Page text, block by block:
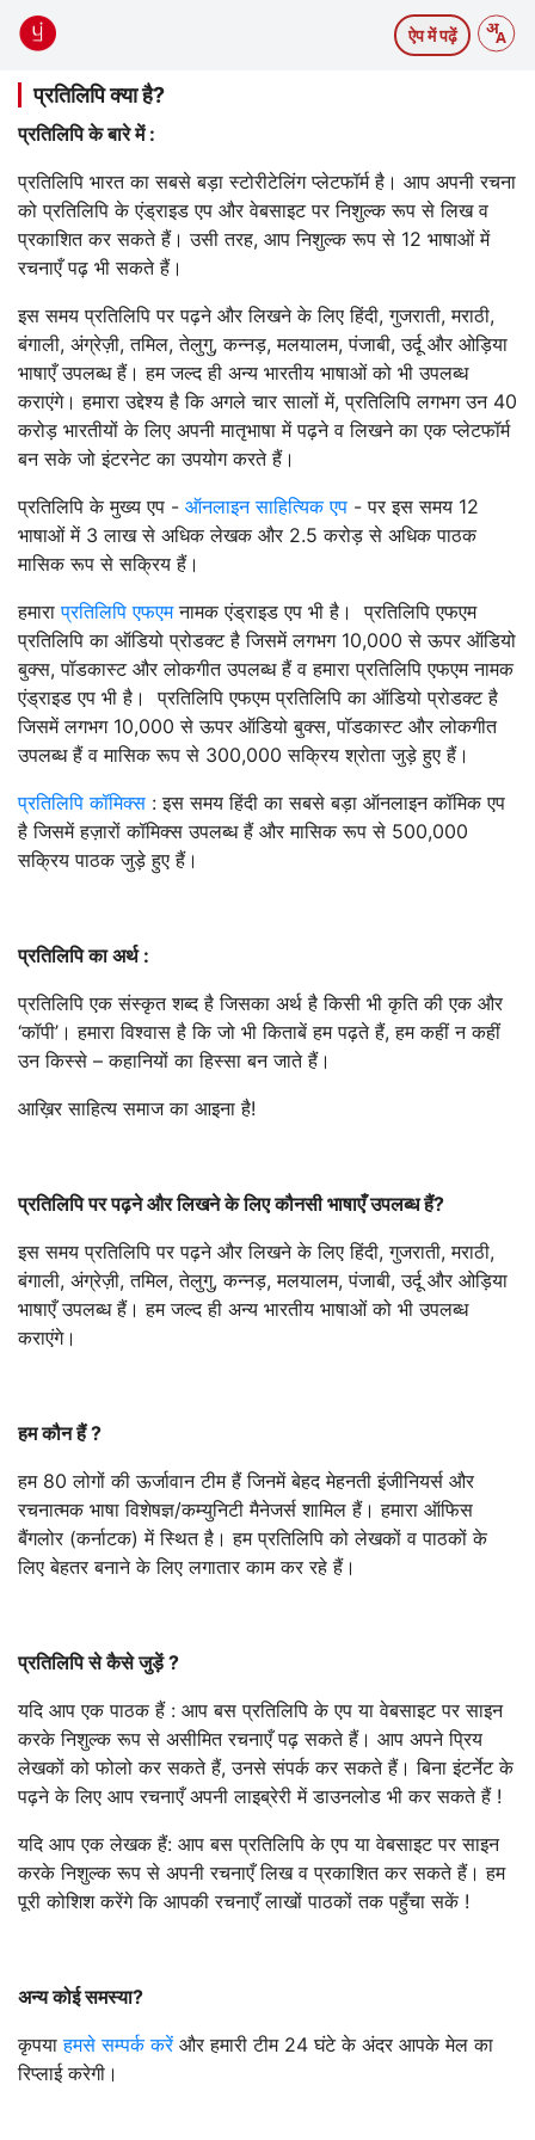
ऐप में पढ़ें
प्रतिलिपि क्या है?
प्रतिलिपि के बारे में :
प्रतिलिपि भारत का सबसे बड़ा स्टोरीटेलिंग प्लेटफॉर्म है। आप अपनी रचना
को प्रतिलिपि के एंड्राइड एप और वेबसाइट पर निशुल्क रूप से लिख व
प्रकाशित कर सकते हैं। उसी तरह, आप निशुल्क रूप से 12 भाषाओं में
रचनाएँ पढ़ भी सकते हैं।
इस समय प्रतिलिपि पर पढ़ने और लिखने के लिए हिंदी, गुजराती, मराठी,
बंगाली, अंग्रेज़ी, तमिल, तेलुगु, कन्नड़, मलयालम, पंजाबी, उर्दू और ओड़िया
भाषाएँ उपलब्ध हैं। हम जल्द ही अन्य भारतीय भाषाओं को भी उपलब्ध
कराएंगे। हमारा उद्देश्य है कि अगले चार सालों में, प्रतिलिपि लगभग उन 40
करोड़ भारतीयों के लिए अपनी मातृभाषा में पढ़ने व लिखने का एक प्लेटफॉर्म
बन सके जो इंटरनेट का उपयोग करते हैं।
प्रतिलिपि के मुख्य एप - ऑनलाइन साहित्यिक एप - पर इस समय 12
भाषाओं में 3 लाख से अधिक लेखक और 2.5 करोड़ से अधिक पाठक
मासिक रूप से सक्रिय हैं।
हमाराप्रतिलिपि एफएमनामक एंड्राइड एप भी है। प्रतिलिपि एफएम
प्रतिलिपि का ऑडियो प्रोडक्ट है जिसमें लगभग 10,000 से ऊपर ऑडियो
बुक्स, पॉडकास्ट और लोकगीत उपलब्ध हैं व हमारा प्रतिलिपि एफएम नामक
एंड्राइड एप भी है। प्रतिलिपि एफएम प्रतिलिपि का ऑडियो प्रोडक्ट है
जिसमें लगभग 10,000 से ऊपर ऑडियो बुक्स, पॉडकास्ट और लोकगीत
उपलब्ध हैं व मासिक रूप से 300,000 सक्रिय श्रोता जुड़े हुए हैं।
प्रतिलिपि कॉमिक्स : इस समय हिंदी का सबसे बड़ा ऑनलाइन कॉमिक एप
है जिसमें हज़ारों कॉमिक्स उपलब्ध हैं और मासिक रूप से 500,000
सक्रिय पाठक जुड़े हुए हैं।
प्रतिलिपि का अर्थ :
प्रतिलिपि एक संस्कृत शब्द है जिसका अर्थ है किसी भी कृति की एक और
‘कॉपी’। हमारा विश्वास है कि जो भी किताबें हम पढ़ते हैं, हम कहीं न कहीं
उन किस्से – कहानियों का हिस्सा बन जाते हैं।
आख़िर साहित्य समाज का आइना है!
प्रतिलिपि पर पढ़ने और लिखने के लिए कौनसी भाषाएँ उपलब्ध हैं?
इस समय प्रतिलिपि पर पढ़ने और लिखने के लिए हिंदी, गुजराती, मराठी,
बंगाली, अंग्रेज़ी, तमिल, तेलुगु, कन्नड़, मलयालम, पंजाबी, उर्दू और ओड़िया
भाषाएँ उपलब्ध हैं। हम जल्द ही अन्य भारतीय भाषाओं को भी उपलब्ध
कराएंगे।
हम कौन हैं ?
हम 80 लोगों की ऊर्जावान टीम हैं जिनमें बेहद मेहनती इंजीनियर्स और
रचनात्मक भाषा विशेषज्ञ/कम्युनिटी मैनेजर्स शामिल हैं। हमारा ऑफिस
बैंगलोर (कर्नाटक) में स्थित है। हम प्रतिलिपि को लेखकों व पाठकों के
लिए बेहतर बनाने के लिए लगातार काम कर रहे हैं।
प्रतिलिपि से कैसे जुड़ें?
यदि आप एक पाठक हैं : आप बस प्रतिलिपि के एप या वेबसाइट पर साइन
करके निशुल्क रूप से असीमित रचनाएँ पढ़ सकते हैं। आप अपने प्रिय
लेखकों को फोलो कर सकते हैं, उनसे संपर्क कर सकते हैं। बिना इंटर्नेट के
पढ़ने के लिए आप रचनाएँ अपनी लाइब्रेरी में डाउनलोड भी कर सकते हैं !
यदि आप एक लेखक हैं: आप बस प्रतिलिपि के एप या वेबसाइट पर साइन
करके निशुल्क रूप से अपनी रचनाएँ लिख व प्रकाशित कर सकते हैं। हम
पूरी कोशिश करेंगे कि आपकी रचनाएँ लाखों पाठकों तक पहुँचा सकें !
अन्य कोई समस्या?
कृपयाहमसे सम्पर्क करें और हमारी टीम 24 घंटे के अंदर आपके मेल का
रिप्लाई करेगी।